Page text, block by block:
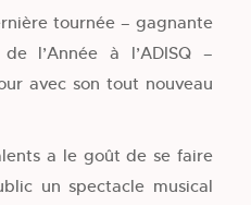
tournée – gagnante
l’Année à l’ADISQ –
avec son tout nouveau
a le goût de se faire
un spectacle musical